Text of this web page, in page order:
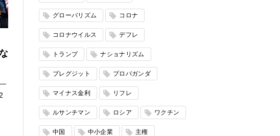
グローバリズム コロナ
コロナウイルス デフレ
トランプ ナショナリズム
ブレグジット プロパガンダ
マイナス金利 リフレ
ルサンチマン ロシア ワクチン
中国 中小企業 主権